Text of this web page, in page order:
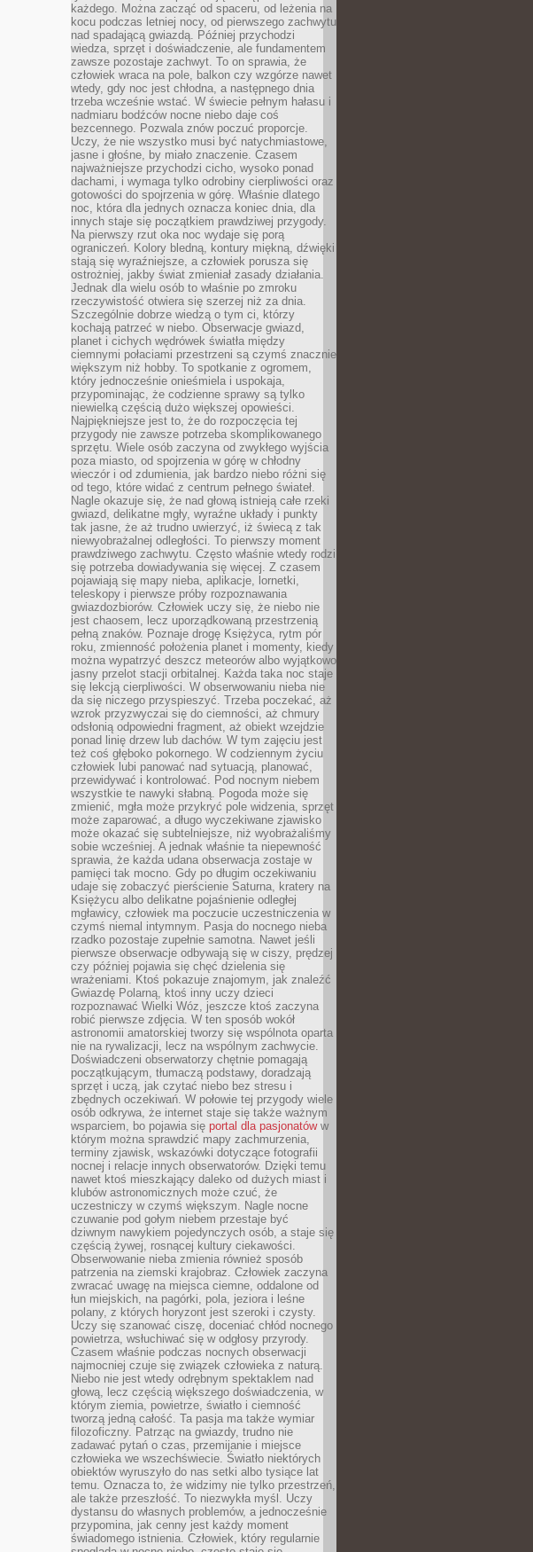
każdego. Można zacząć od spaceru, od leżenia na
kocu podczas letniej nocy, od pierwszego zachwytu
nad spadającą gwiazdą. Później przychodzi
wiedza, sprzęt i doświadczenie, ale fundamentem
zawsze pozostaje zachwyt. To on sprawia, że
człowiek wraca na pole, balkon czy wzgórze nawet
wtedy, gdy noc jest chłodna, a następnego dnia
trzeba wcześnie wstać. W świecie pełnym hałasu i
nadmiaru bodźców nocne niebo daje coś
bezcennego. Pozwala znów poczuć proporcje.
Uczy, że nie wszystko musi być natychmiastowe,
jasne i głośne, by miało znaczenie. Czasem
najważniejsze przychodzi cicho, wysoko ponad
dachami, i wymaga tylko odrobiny cierpliwości oraz
gotowości do spojrzenia w górę. Właśnie dlatego
noc, która dla jednych oznacza koniec dnia, dla
innych staje się początkiem prawdziwej przygody.
Na pierwszy rzut oka noc wydaje się porą
ograniczeń. Kolory bledną, kontury miękną, dźwięki
stają się wyraźniejsze, a człowiek porusza się
ostrożniej, jakby świat zmieniał zasady działania.
Jednak dla wielu osób to właśnie po zmroku
rzeczywistość otwiera się szerzej niż za dnia.
Szczególnie dobrze wiedzą o tym ci, którzy
kochają patrzeć w niebo. Obserwacje gwiazd,
planet i cichych wędrówek światła między
ciemnymi połaciami przestrzeni są czymś znacznie
większym niż hobby. To spotkanie z ogromem,
który jednocześnie onieśmiela i uspokaja,
przypominając, że codzienne sprawy są tylko
niewielką częścią dużo większej opowieści.
Najpiękniejsze jest to, że do rozpoczęcia tej
przygody nie zawsze potrzeba skomplikowanego
sprzętu. Wiele osób zaczyna od zwykłego wyjścia
poza miasto, od spojrzenia w górę w chłodny
wieczór i od zdumienia, jak bardzo niebo różni się
od tego, które widać z centrum pełnego świateł.
Nagle okazuje się, że nad głową istnieją całe rzeki
gwiazd, delikatne mgły, wyraźne układy i punkty
tak jasne, że aż trudno uwierzyć, iż świecą z tak
niewyobrażalnej odległości. To pierwszy moment
prawdziwego zachwytu. Często właśnie wtedy rodzi
się potrzeba dowiadywania się więcej. Z czasem
pojawiają się mapy nieba, aplikacje, lornetki,
teleskopy i pierwsze próby rozpoznawania
gwiazdozbiorów. Człowiek uczy się, że niebo nie
jest chaosem, lecz uporządkowaną przestrzenią
pełną znaków. Poznaje drogę Księżyca, rytm pór
roku, zmienność położenia planet i momenty, kiedy
można wypatrzyć deszcz meteorów albo wyjątkowo
jasny przelot stacji orbitalnej. Każda taka noc staje
się lekcją cierpliwości. W obserwowaniu nieba nie
da się niczego przyspieszyć. Trzeba poczekać, aż
wzrok przyzwyczai się do ciemności, aż chmury
odsłonią odpowiedni fragment, aż obiekt wzejdzie
ponad linię drzew lub dachów. W tym zajęciu jest
też coś głęboko pokornego. W codziennym życiu
człowiek lubi panować nad sytuacją, planować,
przewidywać i kontrolować. Pod nocnym niebem
wszystkie te nawyki słabną. Pogoda może się
zmienić, mgła może przykryć pole widzenia, sprzęt
może zaparować, a długo wyczekiwane zjawisko
może okazać się subtelniejsze, niż wyobrażaliśmy
sobie wcześniej. A jednak właśnie ta niepewność
sprawia, że każda udana obserwacja zostaje w
pamięci tak mocno. Gdy po długim oczekiwaniu
udaje się zobaczyć pierścienie Saturna, kratery na
Księżycu albo delikatne pojaśnienie odległej
mgławicy, człowiek ma poczucie uczestniczenia w
czymś niemal intymnym. Pasja do nocnego nieba
rzadko pozostaje zupełnie samotna. Nawet jeśli
pierwsze obserwacje odbywają się w ciszy, prędzej
czy później pojawia się chęć dzielenia się
wrażeniami. Ktoś pokazuje znajomym, jak znaleźć
Gwiazdę Polarną, ktoś inny uczy dzieci
rozpoznawać Wielki Wóz, jeszcze ktoś zaczyna
robić pierwsze zdjęcia. W ten sposób wokół
astronomii amatorskiej tworzy się wspólnota oparta
nie na rywalizacji, lecz na wspólnym zachwycie.
Doświadczeni obserwatorzy chętnie pomagają
początkującym, tłumaczą podstawy, doradzają
sprzęt i uczą, jak czytać niebo bez stresu i
zbędnych oczekiwań. W połowie tej przygody wiele
osób odkrywa, że internet staje się także ważnym
wsparciem, bo pojawia się portal dla pasjonatóww
którym można sprawdzić mapy zachmurzenia,
terminy zjawisk, wskazówki dotyczące fotografii
nocnej i relacje innych obserwatorów. Dzięki temu
nawet ktoś mieszkający daleko od dużych miast i
klubów astronomicznych może czuć, że
uczestniczy w czymś większym. Nagle nocne
czuwanie pod gołym niebem przestaje być
dziwnym nawykiem pojedynczych osób, a staje się
częścią żywej, rosnącej kultury ciekawości.
Obserwowanie nieba zmienia również sposób
patrzenia na ziemski krajobraz. Człowiek zaczyna
zwracać uwagę na miejsca ciemne, oddalone od
łun miejskich, na pagórki, pola, jeziora i leśne
polany, z których horyzont jest szeroki i czysty.
Uczy się szanować ciszę, doceniać chłód nocnego
powietrza, wsłuchiwać się w odgłosy przyrody.
Czasem właśnie podczas nocnych obserwacji
najmocniej czuje się związek człowieka z naturą.
Niebo nie jest wtedy odrębnym spektaklem nad
głową, lecz częścią większego doświadczenia, w
którym ziemia, powietrze, światło i ciemność
tworzą jedną całość. Ta pasja ma także wymiar
filozoficzny. Patrząc na gwiazdy, trudno nie
zadawać pytań o czas, przemijanie i miejsce
człowieka we wszechświecie. Światło niektórych
obiektów wyruszyło do nas setki albo tysiące lat
temu. Oznacza to, że widzimy nie tylko przestrzeń,
ale także przeszłość. To niezwykła myśl. Uczy
dystansu do własnych problemów, a jednocześnie
przypomina, jak cenny jest każdy moment
świadomego istnienia. Człowiek, który regularnie